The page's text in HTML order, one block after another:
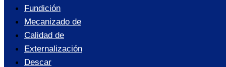
Fundición
Mecanizado de
Calidad de
Externalización
Descar